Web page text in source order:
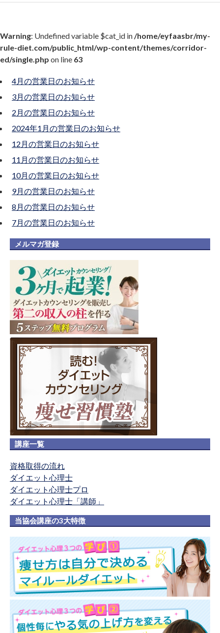
Warning: Undefined variable $cat_id in /home/eyfaasbr/my-
rule-diet.com/public_html/wp-content/themes/corridor-
ed/single.php on line 63
4月の営業日のお知らせ
3月の営業日のお知らせ
2月の営業日のお知らせ
2024年1月の営業日のお知らせ
12月の営業日のお知らせ
11月の営業日のお知らせ
10月の営業日のお知らせ
9月の営業日のお知らせ
8月の営業日のお知らせ
7月の営業日のお知らせ
メルマガ登録
講座一覧
資格取得の流れ
ダイエット心理士
ダイエット心理士プロ
ダイエット心理士「講師」
当協会講座の3大特徴